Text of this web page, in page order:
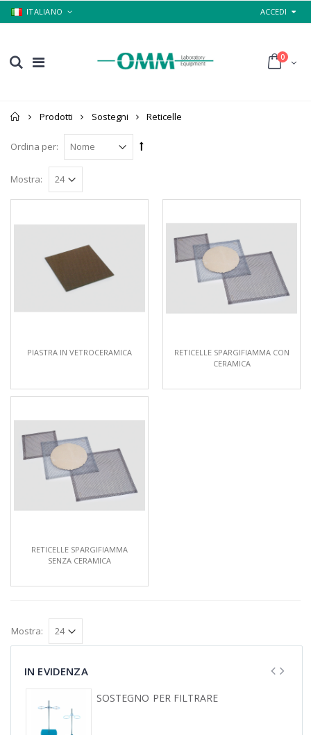
ITALIANO ACCEDI
0
Home
Prodotti Sostegni Reticelle
Ordina per:
Mostra:
PIASTRA IN VETROCERAMICA
RETICELLE SPARGIFIAMMA CON
CERAMICA
RETICELLE SPARGIFIAMMA
SENZA CERAMICA
Mostra:
IN EVIDENZA
SOSTEGNO PER FILTRARE